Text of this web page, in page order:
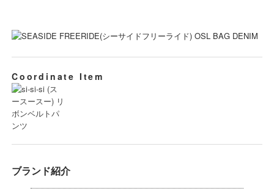
Coordinate Item
ブランド紹介